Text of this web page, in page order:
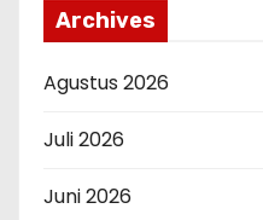
Archives
Agustus 2026
Juli 2026
Juni 2026